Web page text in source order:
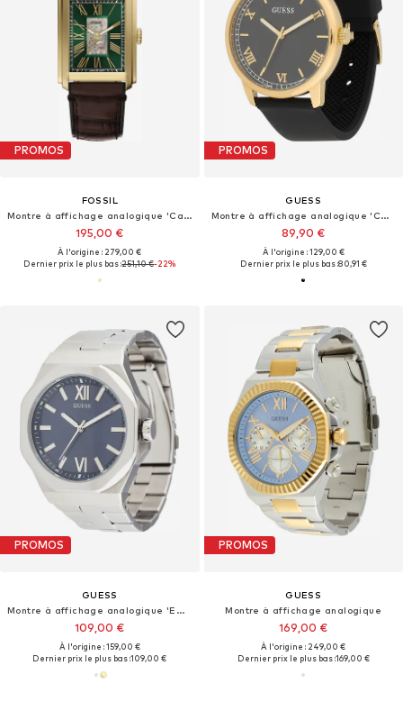
PROMOS
FOSSIL
Montre à affichage analogique 'Carraway'
195,00 €
À l'origine : 279,00 €
Dernier prix le plus bas :251,10 €-22%
PROMOS
GUESS
Montre à affichage analogique 'CHANDLER'
89,90 €
À l'origine : 129,00 €
Dernier prix le plus bas :80,91 €
PROMOS
GUESS
Montre à affichage analogique 'Emperor'
109,00 €
À l'origine : 159,00 €
Dernier prix le plus bas :109,00 €
PROMOS
GUESS
Montre à affichage analogique
169,00 €
À l'origine : 249,00 €
Dernier prix le plus bas :169,00 €